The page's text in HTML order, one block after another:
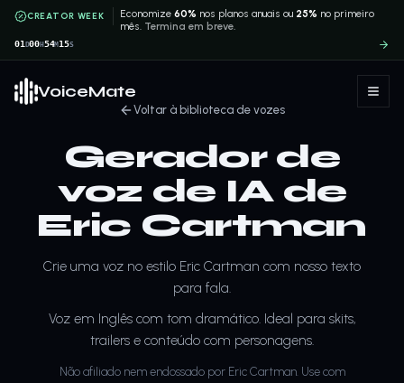
CREATOR WEEK Economize60% nos planos anuais ou 25% no primeiro
mês. Termina em breve.
01D00H 54M 15S
VoiceMate
Voltar à biblioteca de vozes
Gerador de
voz de IA de
Eric Cartman
Crie uma voz no estilo Eric Cartman com nosso texto
para fala.
Voz em Inglês com tom dramático. Ideal para skits,
trailers e conteúdo com personagens.
Não afiliado nem endossado por Eric Cartman. Use com